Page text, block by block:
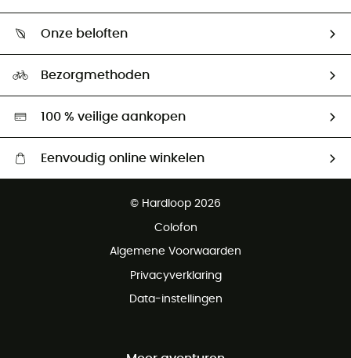
Retourzendingen & Terugbetalingen
Ambassadeurs
Onze beloften
Hardgreen
Bezorgmethoden
100 % veilige aankopen
Eenvoudig online winkelen
Gratis retourneren binnen 100 dagen
© Hardloop 2026
Colofon
Algemene Voorwaarden
Privacyverklaring
Data-instellingen